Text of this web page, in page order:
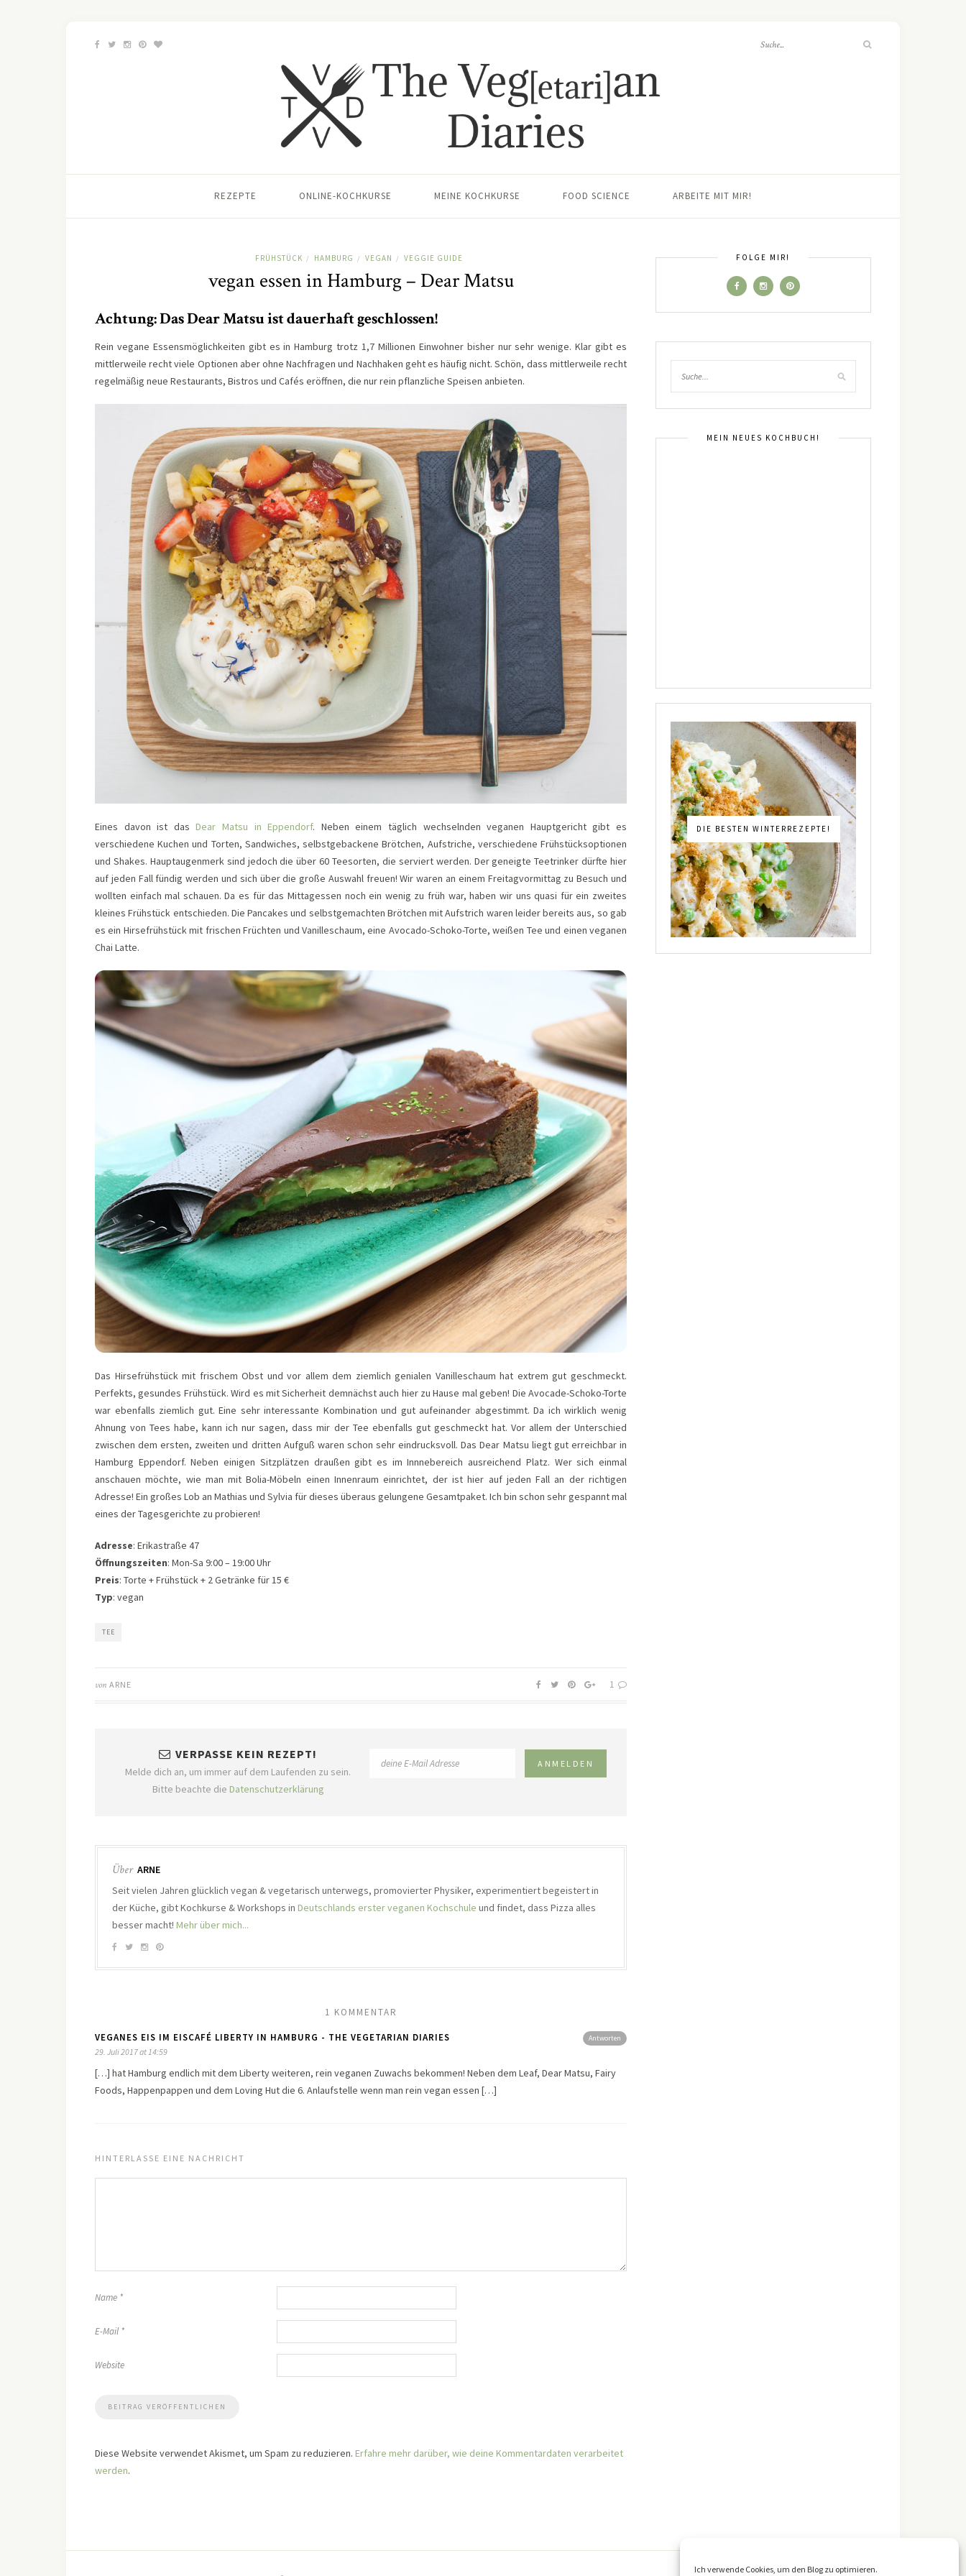
Ich verwende Cookies, um den Blog zu optimieren.
REZEPTE ONLINE-KOCHKURSE MEINE KOCHKURSE FOOD SCIENCE ARBEITE MIT MIR!
FRÜHSTÜCK / HAMBURG / VEGAN / VEGGIE GUIDE
vegan essen in Hamburg – Dear Matsu
Achtung: Das Dear Matsu ist dauerhaft geschlossen!
Rein vegane Essensmöglichkeiten gibt es in Hamburg trotz 1,7 Millionen Einwohner bisher nur sehr wenige. Klar gibt es
mittlerweile recht viele Optionen aber ohne Nachfragen und Nachhaken geht es häufig nicht. Schön, dass mittlerweile recht
regelmäßig neue Restaurants, Bistros und Cafés eröffnen, die nur rein pflanzliche Speisen anbieten.
Eines davon ist dasDear Matsu in Eppendorf. Neben einem täglich wechselnden veganen Hauptgericht gibt es
verschiedene Kuchen und Torten, Sandwiches, selbstgebackene Brötchen, Aufstriche, verschiedene Frühstücksoptionen
und Shakes. Hauptaugenmerk sind jedoch die über 60 Teesorten, die serviert werden. Der geneigte Teetrinker dürfte hier
auf jeden Fall fündig werden und sich über die große Auswahl freuen! Wir waren an einem Freitagvormittag zu Besuch und
wollten einfach mal schauen. Da es für das Mittagessen noch ein wenig zu früh war, haben wir uns quasi für ein zweites
kleines Frühstück entschieden. Die Pancakes und selbstgemachten Brötchen mit Aufstrich waren leider bereits aus, so gab
es ein Hirsefrühstück mit frischen Früchten und Vanilleschaum, eine Avocado-Schoko-Torte, weißen Tee und einen veganen
Chai Latte.
Das Hirsefrühstück mit frischem Obst und vor allem dem ziemlich genialen Vanilleschaum hat extrem gut geschmeckt.
Perfekts, gesundes Frühstück. Wird es mit Sicherheit demnächst auch hier zu Hause mal geben! Die Avocade-Schoko-Torte
war ebenfalls ziemlich gut. Eine sehr interessante Kombination und gut aufeinander abgestimmt. Da ich wirklich wenig
Ahnung von Tees habe, kann ich nur sagen, dass mir der Tee ebenfalls gut geschmeckt hat. Vor allem der Unterschied
zwischen dem ersten, zweiten und dritten Aufguß waren schon sehr eindrucksvoll. Das Dear Matsu liegt gut erreichbar in
Hamburg Eppendorf. Neben einigen Sitzplätzen draußen gibt es im Innnebereich ausreichend Platz. Wer sich einmal
anschauen möchte, wie man mit Bolia-Möbeln einen Innenraum einrichtet, der ist hier auf jeden Fall an der richtigen
Adresse! Ein großes Lob an Mathias und Sylvia für dieses überaus gelungene Gesamtpaket. Ich bin schon sehr gespannt mal
eines der Tagesgerichte zu probieren!
Adresse: Erikastraße 47
Öffnungszeiten: Mon-Sa 9:00 – 19:00 Uhr
Preis: Torte + Frühstück + 2 Getränke für 15 €
Typ: vegan
TEE
von ARNE 1
VERPASSE KEIN REZEPT!
Melde dich an, um immer auf dem Laufenden zu sein.
Bitte beachte die Datenschutzerklärung
Über ARNE
Seit vielen Jahren glücklich vegan & vegetarisch unterwegs, promovierter Physiker, experimentiert begeistert in
der Küche, gibt Kochkurse & Workshops in Deutschlands erster veganen Kochschule und findet, dass Pizza alles
besser macht! Mehr über mich...
1 KOMMENTAR
Antworten
VEGANES EIS IM EISCAFÉ LIBERTY IN HAMBURG - THE VEGETARIAN DIARIES
29. Juli 2017 at 14:59
[…] hat Hamburg endlich mit dem Liberty weiteren, rein veganen Zuwachs bekommen! Neben dem Leaf, Dear Matsu, Fairy
Foods, Happenpappen und dem Loving Hut die 6. Anlaufstelle wenn man rein vegan essen […]
HINTERLASSE EINE NACHRICHT
Name *
E-Mail *
Website
Diese Website verwendet Akismet, um Spam zu reduzieren. Erfahre mehr darüber, wie deine Kommentardaten verarbeitet
werden.
FOLGE MIR!
MEIN NEUES KOCHBUCH!
DIE BESTEN WINTERREZEPTE!